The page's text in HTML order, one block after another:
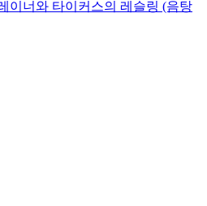
이너와 타이커스의 레슬링 (음탕